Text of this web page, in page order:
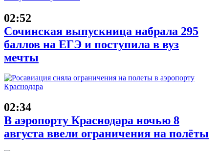
02:52
Сочинская выпускница набрала 295
баллов на ЕГЭ и поступила в вуз
мечты
02:34
В аэропорту Краснодара ночью 8
августа ввели ограничения на полёты